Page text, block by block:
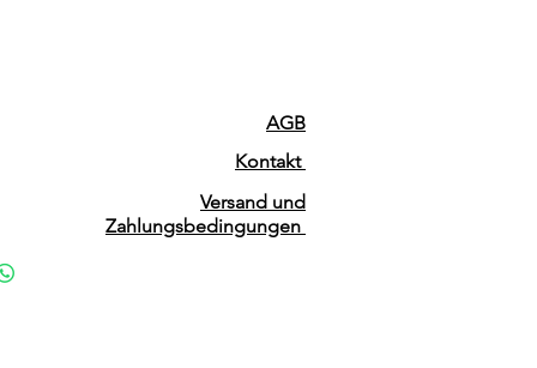
AGB
Kontakt
Versand und
Zahlungsbedingungen